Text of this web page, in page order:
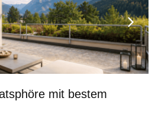
mit bestem